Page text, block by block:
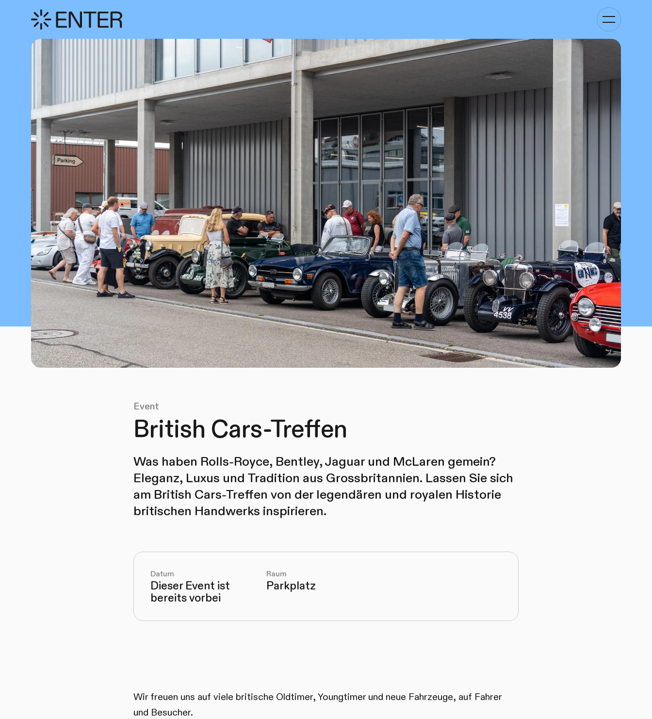
Kategorie-
Navigation
anzeigen
Event
British Cars-Treffen
Was haben Rolls-Royce, Bentley, Jaguar und McLaren gemein?
Eleganz, Luxus und Tradition aus Grossbritannien. Lassen Sie sich
am British Cars-Treffen von der legendären und royalen Historie
britischen Handwerks inspirieren.
Datum
Dieser Event ist
bereits vorbei
Raum
Parkplatz
Wir freuen uns auf viele britische Oldtimer, Youngtimer und neue Fahrzeuge, auf Fahrer
und Besucher.